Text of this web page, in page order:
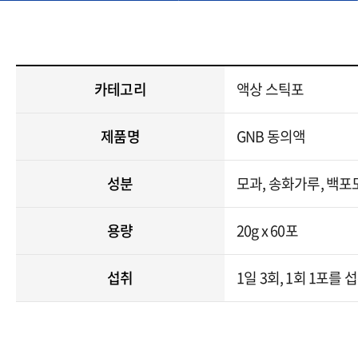
카테고리 액상 스틱포
제품명 GNB 동의액
성분 모과, 송화가루, 백포
용량 20g x 60포
섭취 1일 3회, 1회 1포를